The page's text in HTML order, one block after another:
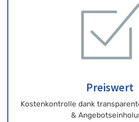
Preiswert
Kostenkontrolle dank
&